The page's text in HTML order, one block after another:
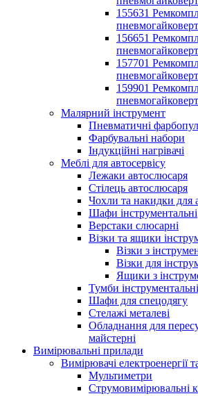
155631
156651
157701
159901
Малярний інструмент
Пневматичні
Фарбувальні набори
Індукційні нагрівачі
Меблі для автосервісу
Лежаки автослюсаря
Стілець автослюсаря
Чохли та накидки для
Шафи інструментальні
Верстаки слюсарні
Візки та ящики
Візки з
Візки для
Ящики з
Тумби
Шафи для спецодягу
Стелажі металеві
Обладнання для
майстерні
Вимірювальні прилади
Вимірювачі електроенергії
Мультиметри
Струмовимірювальні